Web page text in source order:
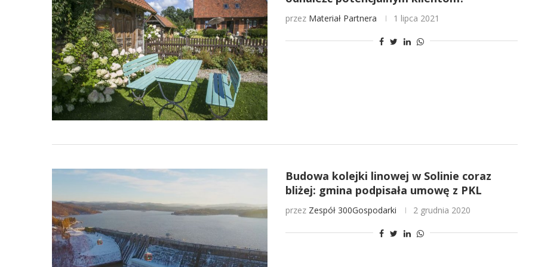
przez Materiał Partnera 1 lipca 2021
Budowa kolejki linowej w Solinie coraz
bliżej: gmina podpisała umowę z PKL
przez Zespół 300Gospodarki 2 grudnia 2020